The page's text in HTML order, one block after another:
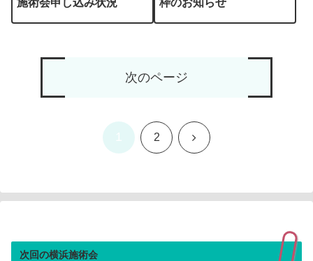
施術会申し込み状況
枠のお知らせ
次のページ
1 2 次
次回の横浜施術会